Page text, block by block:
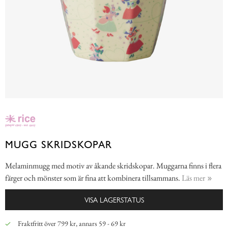
MUGG SKRIDSKOPAR
Melaminmugg med motiv av åkande skridskopar. Muggarna finns i flera
färger och mönster som är fina att kombinera tillsammans. Läs mer
VISA LAGERSTATUS
Fraktfritt över 799 kr, annars 59 - 69 kr